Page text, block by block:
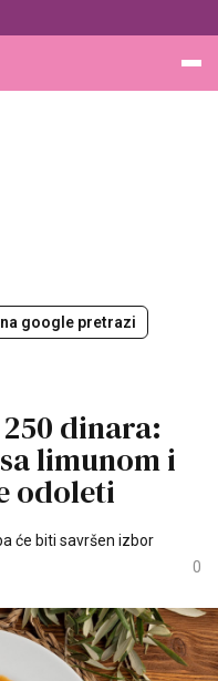
google pretrazi
dinara:
limunom i
odoleti
će biti savršen izbor
0